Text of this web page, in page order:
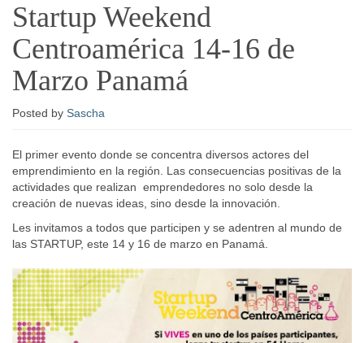
Startup Weekend
Centroamérica 14-16 de
Marzo Panamá
Posted by Sascha
El primer evento donde se concentra diversos actores del
emprendimiento en la región. Las consecuencias positivas de la
actividades que realizan emprendedores no solo desde la
creación de nuevas ideas, sino desde la innovación.
Les invitamos a todos que participen y se adentren al mundo de
las STARTUP, este 14 y 16 de marzo en Panamá.